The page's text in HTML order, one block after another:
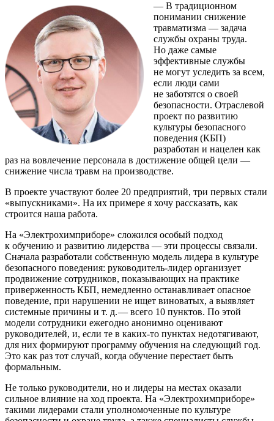
— В традиционном
понимании снижение
травматизма — ​задача
службы охраны труда.
Но даже самые
эффективные службы
не могут уследить за всем,
если люди сами
не заботятся о своей
безопасности. Отраслевой
проект по развитию
культуры безопасного
поведения (КБП)
разработан и нацелен как
раз на вовлечение персонала в достижение общей цели — ​
снижение числа травм на производстве.
В проекте участвуют более 20 предприятий, три первых стали
«выпускниками». На их примере я хочу рассказать, как
строится наша работа.
На «Электрохимприборе» сложился особый подход
к обучению и развитию лидерства — ​эти процессы связали.
Сначала разработали собственную модель лидера в культуре
безопасного поведения: руководитель-лидер организует
продвижение сотрудников, показывающих на практике
приверженность КБП, немедленно останавливает опасное
поведение, при нарушении не ищет виноватых, а выявляет
системные причины и т. д. — ​всего 10 пунктов. По этой
модели сотрудники ежегодно анонимно оценивают
руководителей, и, если те в каких-то пунктах недотягивают,
для них формируют программу обучения на следующий год.
Это как раз тот случай, когда обучение перестает быть
формальным.
Не только руководители, но и лидеры на местах оказали
сильное влияние на ход проекта. На «Электрохимприборе»
такими лидерами стали уполномоченные по культуре